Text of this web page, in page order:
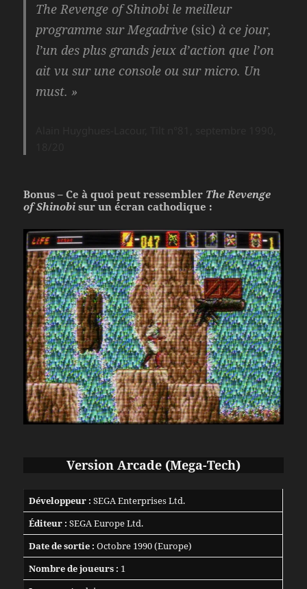
The Revenge of Shinobi le meilleur
programme sur Megadrive (sic) à ce jour,
l’un des plus grands jeux d’action que l’on
ait vu sur une console ou sur micro. Un
must. »
Bonus – Ce à quoi peut ressembler The Revenge
of Shinobi sur un écran cathodique :
Version Arcade (Mega-Tech)
Développeur : SEGA Enterprises Ltd.
Éditeur : SEGA Europe Ltd.
Date de sortie : Octobre 1990 (Europe)
Nombre de joueurs : 1